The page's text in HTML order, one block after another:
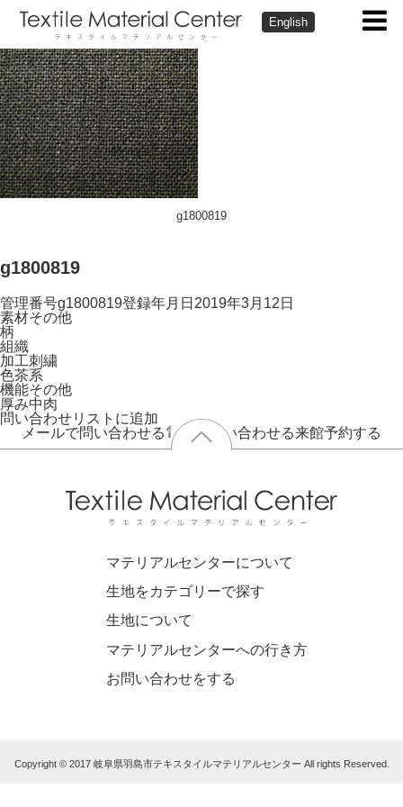
English
g1800819
g1800819
管理番号g1800819登録年月日 2019年3月12日
素材その他
柄
組織
加工刺繍
色茶系
機能その他
厚み中肉
問い合わせリストに追加
メールで問い合わせる電話で問い合わせる来館予約する
マテリアルセンターについて
生地をカテゴリーで探す
生地について
マテリアルセンターへの行き方
お問い合わせをする
Copyright © 2017 岐阜県羽島市テキスタイルマテリアルセンター All rights Reserved.